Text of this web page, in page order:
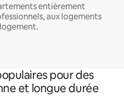
entièrement
aux logements
pour des
et longue durée